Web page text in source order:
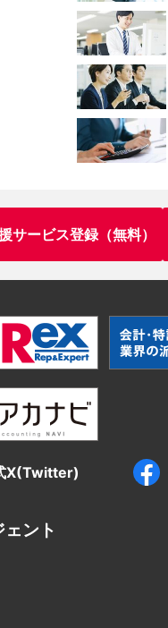
サービス登録（無料）
X(Twitter)
ント